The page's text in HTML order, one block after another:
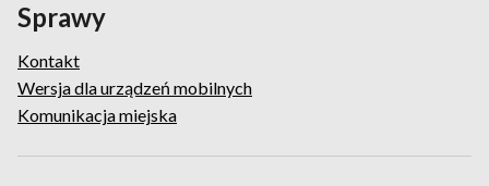
Sprawy
Kontakt
Wersja dla urządzeń mobilnych
Komunikacja miejska